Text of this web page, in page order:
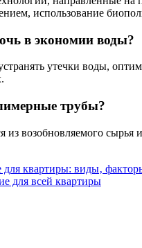
использование
в экономии воды?
утечки воды,
трубы?
возобновляемого
квартиры: виды‚
для всей квартиры